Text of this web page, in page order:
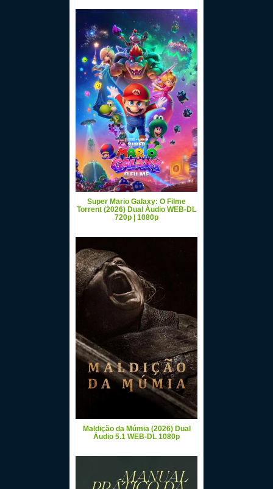
Super Mario Galaxy: O Filme
Torrent (2026) Dual Áudio WEB-DL
720p | 1080p
Maldição da Múmia (2026) Dual
Áudio 5.1 WEB-DL 1080p